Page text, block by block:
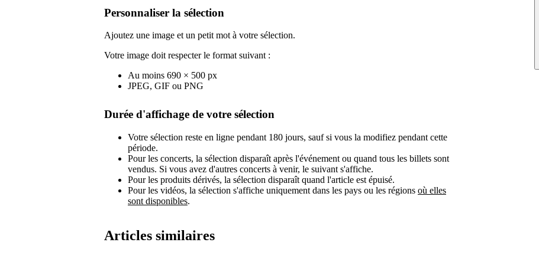
Personnaliser la sélection
Ajoutez une image et un petit mot à votre sélection.
Votre image doit respecter le format suivant :
Au moins 690 × 500 px
JPEG, GIF ou PNG
Durée d'affichage de votre sélection
Votre sélection reste en ligne pendant 180 jours, sauf si vous la modifiez pendant cette
période.
Pour les concerts, la sélection disparaît après l'événement ou quand tous les billets sont
vendus. Si vous avez d'autres concerts à venir, le suivant s'affiche.
Pour les produits dérivés, la sélection disparaît quand l'article est épuisé.
Pour les vidéos, la sélection s'affiche uniquement dans les pays ou les régions où elles
sont disponibles.
Articles similaires